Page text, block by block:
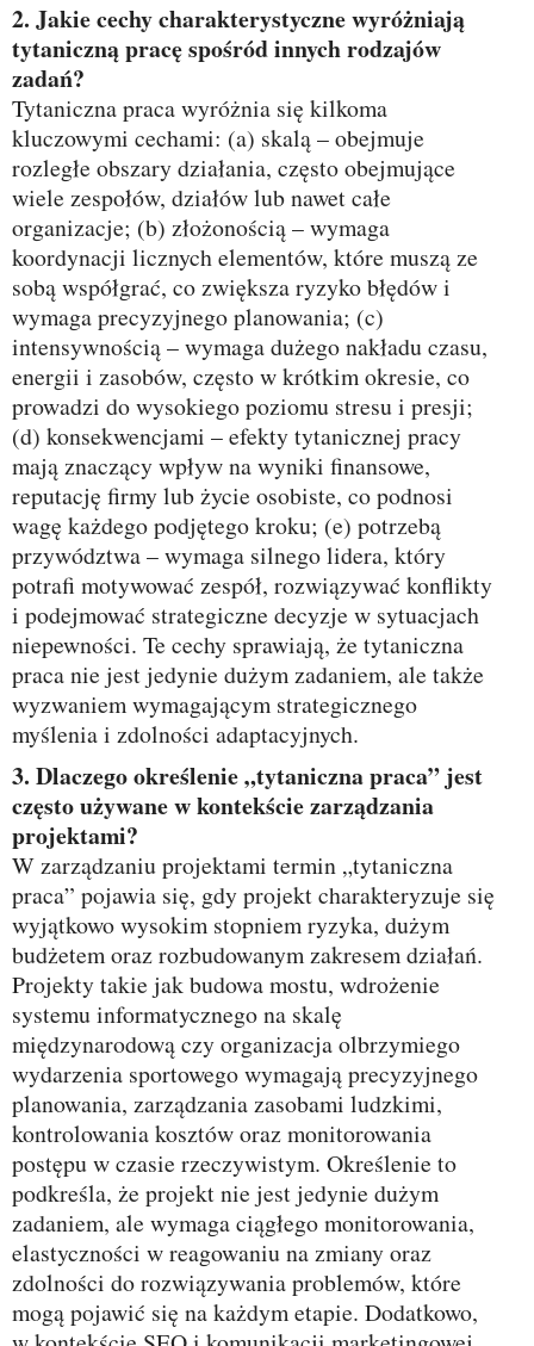
2. Jakie cechy charakterystyczne wyróżniają
tytaniczną pracę spośród innych rodzajów
zadań?
Tytaniczna praca wyróżnia się kilkoma
kluczowymi cechami: (a) skalą – obejmuje
rozległe obszary działania, często obejmujące
wiele zespołów, działów lub nawet całe
organizacje; (b) złożonością – wymaga
koordynacji licznych elementów, które muszą ze
sobą współgrać, co zwiększa ryzyko błędów i
wymaga precyzyjnego planowania; (c)
intensywnością – wymaga dużego nakładu czasu,
energii i zasobów, często w krótkim okresie, co
prowadzi do wysokiego poziomu stresu i presji;
(d) konsekwencjami – efekty tytanicznej pracy
mają znaczący wpływ na wyniki finansowe,
reputację firmy lub życie osobiste, co podnosi
wagę każdego podjętego kroku; (e) potrzebą
przywództwa – wymaga silnego lidera, który
potrafi motywować zespół, rozwiązywać konflikty
i podejmować strategiczne decyzje w sytuacjach
niepewności. Te cechy sprawiają, że tytaniczna
praca nie jest jedynie dużym zadaniem, ale także
wyzwaniem wymagającym strategicznego
myślenia i zdolności adaptacyjnych.
3. Dlaczego określenie „tytaniczna praca” jest
często używane w kontekście zarządzania
projektami?
W zarządzaniu projektami termin „tytaniczna
praca” pojawia się, gdy projekt charakteryzuje się
wyjątkowo wysokim stopniem ryzyka, dużym
budżetem oraz rozbudowanym zakresem działań.
Projekty takie jak budowa mostu, wdrożenie
systemu informatycznego na skalę
międzynarodową czy organizacja olbrzymiego
wydarzenia sportowego wymagają precyzyjnego
planowania, zarządzania zasobami ludzkimi,
kontrolowania kosztów oraz monitorowania
postępu w czasie rzeczywistym. Określenie to
podkreśla, że projekt nie jest jedynie dużym
zadaniem, ale wymaga ciągłego monitorowania,
elastyczności w reagowaniu na zmiany oraz
zdolności do rozwiązywania problemów, które
mogą pojawić się na każdym etapie. Dodatkowo,